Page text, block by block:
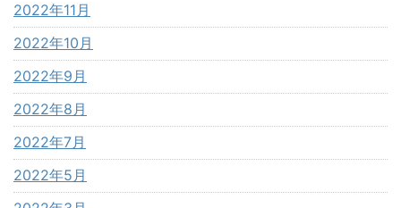
2022年11月
2022年10月
2022年9月
2022年8月
2022年7月
2022年5月